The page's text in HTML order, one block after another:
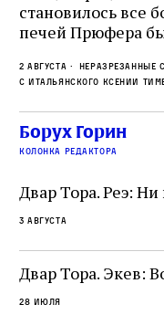
становилось все
печей Прюфера
верны своему
скрывали от
сколько узников
жутких местах
2 августа Неразрезанные
с итальянского Ксении
Борух Горин
колонка редактора
Двар Тора. Реэ:
3 августа
Двар Тора. Экев:
28 июля